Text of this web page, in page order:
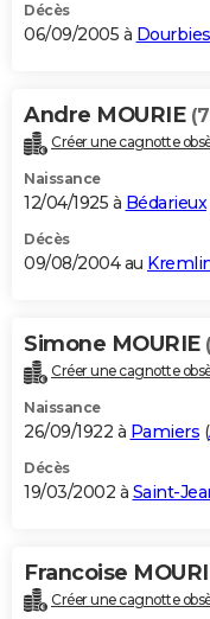
Décès
06/09/2005 à Dourbies
Andre MOURIE
Créer une cagnotte
Naissance
12/04/1925 à Bédarieux
Décès
09/08/2004 au
Simone MOURIE
Créer une cagnotte
Naissance
26/09/1922 à Pamiers (
Décès
19/03/2002 à Saint-
Francoise
Créer une cagnotte